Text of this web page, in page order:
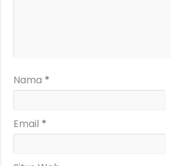
Nama *
Email *